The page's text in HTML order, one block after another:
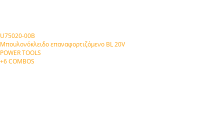
U75020-00B
Μπουλονόκλειδο επαναφορτιζόμενο BL 20V
POWER TOOLS
+6 COMBOS